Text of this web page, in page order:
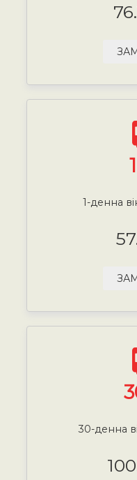
1
1-денна
30-денна